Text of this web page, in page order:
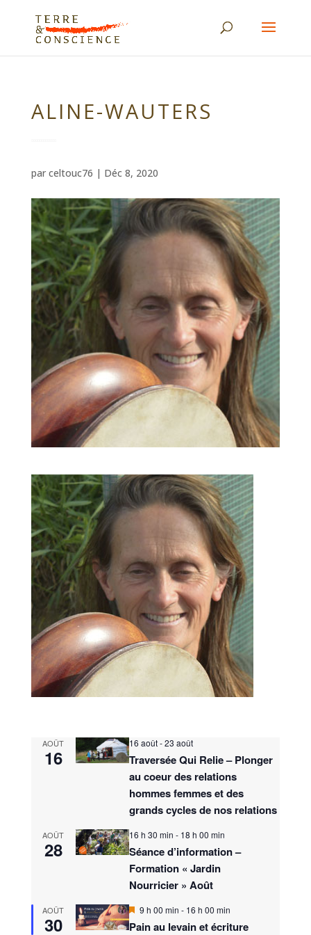
ALINE-WAUTERS
par celtouc76 | Déc 8, 2020
AOÛT
16
16 août-23 août
Traversée Qui Relie – Plonger
au coeur des relations
hommes femmes et des
grands cycles de nos relations
AOÛT
28
16 h 30 min - 18 h 00 min
Séance d’information –
Formation « Jardin
Nourricier » Août
AOÛT
30
M
s
9 h 00 min - 16 h 00 min
Pain au levain et écriture